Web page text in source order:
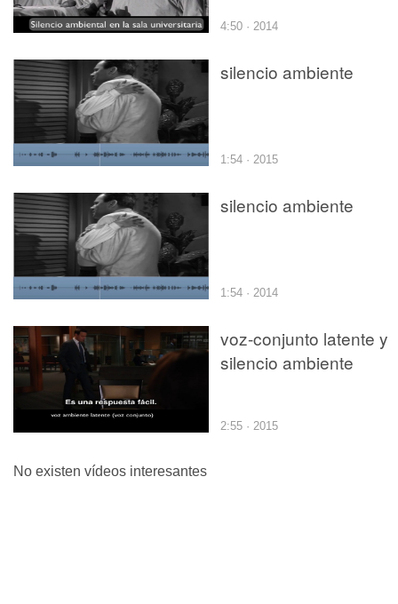
4:50 · 2014
silencio ambiente
1:54 · 2015
silencio ambiente
1:54 · 2014
voz-conjunto latente y
silencio ambiente
2:55 · 2015
No existen vídeos interesantes